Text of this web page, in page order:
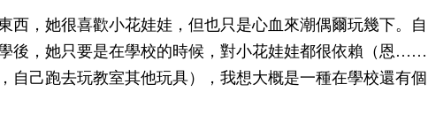
西，她很喜歡小花娃娃，但也只是心血來潮偶爾玩幾下。自
後，她只要是在學校的時候，對小花娃娃都很依賴（恩……
自己跑去玩教室其他玩具），我想大概是一種在學校還有個